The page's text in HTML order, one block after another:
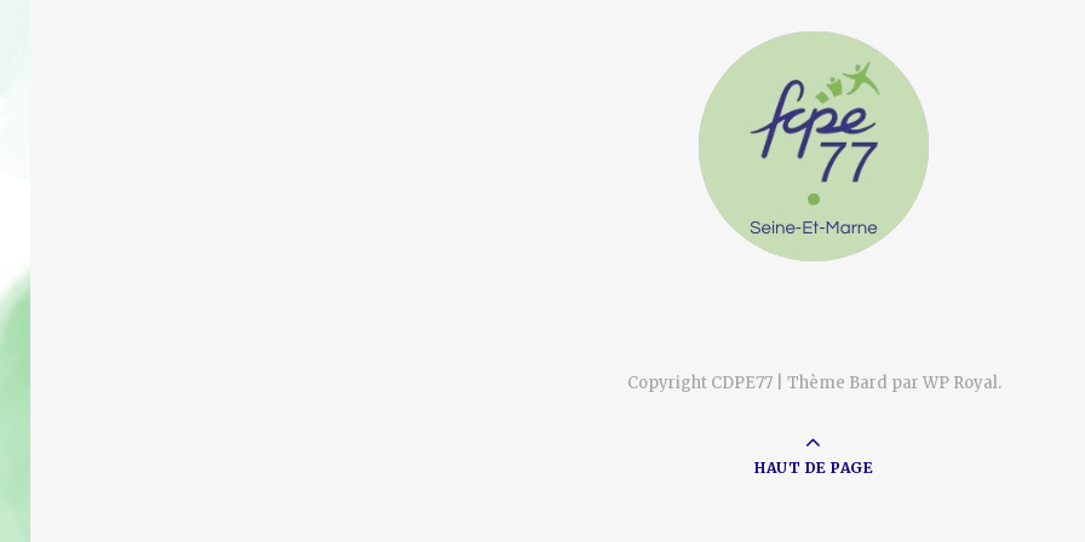
Copyright CDPE77 | Thème Bard par WP Royal.
HAUT DE PAGE